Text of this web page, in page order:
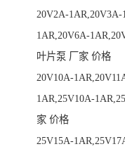
20V2A-
1AR,20V6A-
叶片泵 厂家 价格
20V10A-
1AR,25V10A-
家 价格
25V15A-